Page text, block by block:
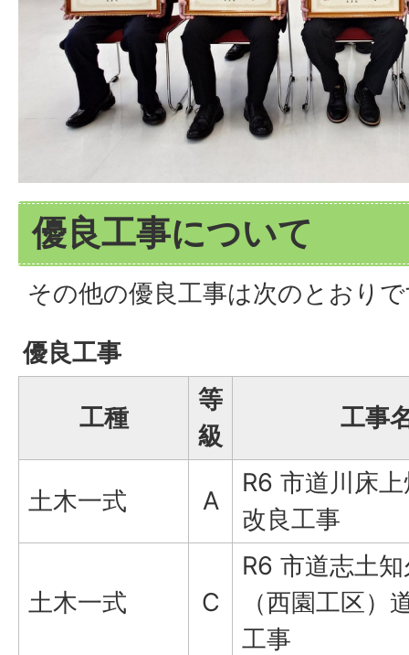
優良工事について
その他の優良工事は次のとおり
優良工事
工種
等
級
工事
土木一式 A
R6 市道川床
改良工事
土木一式 C
R6 市道志土
（西園工区）
工事